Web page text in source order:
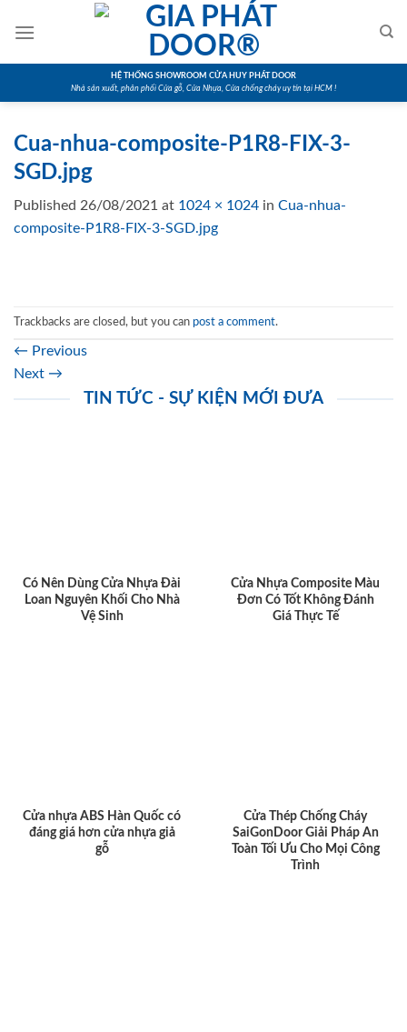
HỆ THỐNG SHOWROOM CỬA HUY PHÁT DOOR
Nhà sản xuất, phân phối Cửa gỗ, Cửa Nhựa, Cửa chống cháy uy tín tại HCM !
Cua-nhua-composite-P1R8-FIX-3-
SGD.jpg
Published 26/08/2021 at 1024 × 1024 in Cua-nhua-
composite-P1R8-FIX-3-SGD.jpg
Trackbacks are closed, but you can post a comment.
← Previous
Next →
TIN TỨC - SỰ KIỆN MỚI ĐƯA
Có Nên Dùng Cửa Nhựa Đài
Loan Nguyên Khối Cho Nhà
Vệ Sinh
Cửa Nhựa Composite Màu
Đơn Có Tốt Không Đánh
Giá Thực Tế
Cửa nhựa ABS Hàn Quốc có
đáng giá hơn cửa nhựa giả
gỗ
Cửa Thép Chống Cháy
SaiGonDoor Giải Pháp An
Toàn Tối Ưu Cho Mọi Công
Trình